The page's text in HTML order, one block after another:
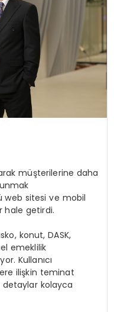
müşterilerine daha
web sitesi ve mobil
hale getirdi.
konut, DASK,
emeklilik
Kullanıcı
ilişkin teminat
kolayca